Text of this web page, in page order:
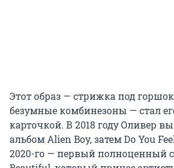
Этот образ — стрижка под
безумные комбинезоны — стал
карточкой. В 2018 году Оливер
альбом Alien Boy, затем Do You
2020-го — первый полноценный